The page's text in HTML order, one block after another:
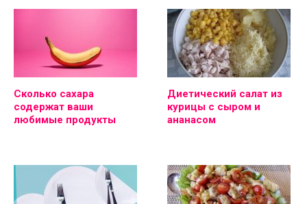
Сколько сахара
содержат ваши
любимые продукты
Диетический салат из
курицы с сыром и
ананасом